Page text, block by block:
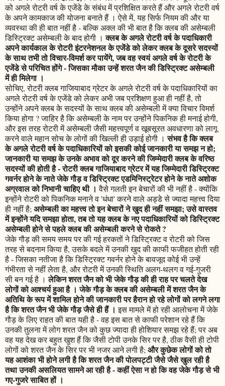
को अगले रोटरी वर्ष के एजेंडे के संबंध में प्रशिक्षित करते हैं और अगले रोटरी वर्ष
के अपने कामकाज की योजना बनाते हैं । ऐसे में, यह सिर्फ नियम की और या
व्यवस्था की ही बात नहीं है - बल्कि अक्ल की भी बात है कि क्लब की असेम्बली
डिस्ट्रिक्ट असेम्बली के बाद होगी ।क्लब के अगले रोटरी वर्ष के पदाधिकारी
अपने कार्यकाल के रोटरी इंटरनेशनल के एजेंडे को लेकर क्लब के दूसरे सदस्यों
के साथ तभी तो विचार-विमर्श कर पायेंगे, जब वह स्वयं अगले वर्ष के रोटरी के
एजेंडे से परिचित होंगे - जिसका मौका उन्हें शरत जैन की डिस्ट्रिक्ट असेम्बली
में ही मिलेगा ।
सोचिए, रोटरी क्लब गाजियाबाद ग्रेटर के अगले रोटरी वर्ष के पदाधिकारियों का
अगले रोटरी वर्ष के एजेंडे को लेकर अभी जब प्रशिक्षण हुआ ही नहीं है, तो
उन्होंने अपने क्लब के सदस्यों के साथ क्लब की असेम्बली में क्या विचार विमर्श
किया होगा ? जाहिर है कि असेम्बली के नाम पर उन्होंने पिकनिक ही मनाई होगी,
और इस तरह रोटरी में असेम्बली जैसी महत्त्वपूर्ण व खूबसूरत अवधारणा को लागू
करने वाले महान सोच के लोगों की खिल्ली ही उड़ाई होगी ।संभव है कि क्लब
के अगले रोटरी वर्ष के पदाधिकारियों को इसकी कोई जानकारी या समझ न हो;
जानकारी या समझ के उनके अभाव को दूर करने की जिम्मेदारी क्लब के वरिष्ठ
सदस्यों की होती है - रोटरी क्लब गाजियाबाद ग्रेटर में यह जिम्मेदारी डिस्ट्रिक्ट
गवर्नर होने के नाते जेके गौड़ व डिस्ट्रिक्ट एडमिनिस्ट्रेटर होने के नाते अशोक
अग्रवाल को निभानी चाहिए थी । वैसे गलती इन बेचारों की भी नहीं है - क्योंकि
इन्होंने रोटरी को पिकनिक मनाने व 'धंधा' करने वाले अड्डे से ज्यादा महत्त्व दिया
ही नहीं है; असेम्बली का महत्त्व तो इन बेचारों ने खुद ही नहीं समझा; उसे वास्तव
में इन्होंने यदि समझा होता, तब तो यह क्लब के नए पदाधिकारियों को डिस्ट्रिक्ट
असेम्बली होने से पहले क्लब की असेम्बली करने से रोकते ?
जेके गौड़ की समय समय पर की गई हरकतों ने डिस्ट्रिक्ट व रोटरी को जिस
तरह से बदनाम किया है, उसके बदले में उनकी खुद की काफी फजीहत होती रही
है - जिसका नतीजा है कि डिस्ट्रिक्ट गवर्नर होने के बावजूद कोई भी उन्हें
गंभीरता से नहीं लेता है, और रोटरी में उनकी स्थिति अलग-थलग व गई-गुजरी
सी बन गई है ।लेकिन शरत जैन को भी जेके गौड़ की ही राह पर चलते देख
लोगों को आश्चर्य हुआ है । जेके गौड़ के क्लब की असेम्बली में शरत जैन के
अतिथि के रूप में शामिल होने की जानकारी पर हैरान हो रहे लोगों को लगने लगा
है कि शरत जैन भी जेके गौड़ जैसे ही हैं । इस मामले में हो रही आलोचना में जेके
गौड़ के लिए राहत की बात यही है - वह इस बात से काफी परेशान रहे हैं कि
उनकी तुलना में लोग शरत जैन को कुछ ज्यादा ही होशियार समझ रहे हैं; पर अब
वह यह देख कर बहुत खुश हैं कि जैसी टोपी उनके सिर पर है, ठीक वैसी ही टोपी
लोगों को शरत जैन के सिर पर भी नजर आने लगी है; और कुछेक लोगों को तो
यह आशंका भी होने लगी है कि शरत जैन की पोलपट्टी जैसे जैसे खुल रही है
तथा उनकी असलियत सामने आ रही है - कहीं ऐसा न हो कि वह जेके गौड़ से भी
गए-गुजरे साबित हों ।